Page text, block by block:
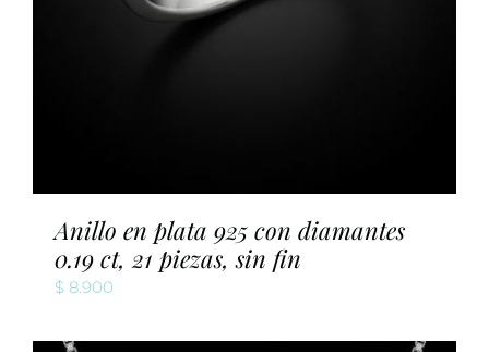
Anillo en plata 925 con diamantes
0.19 ct, 21 piezas, sin fin
$ 8.900